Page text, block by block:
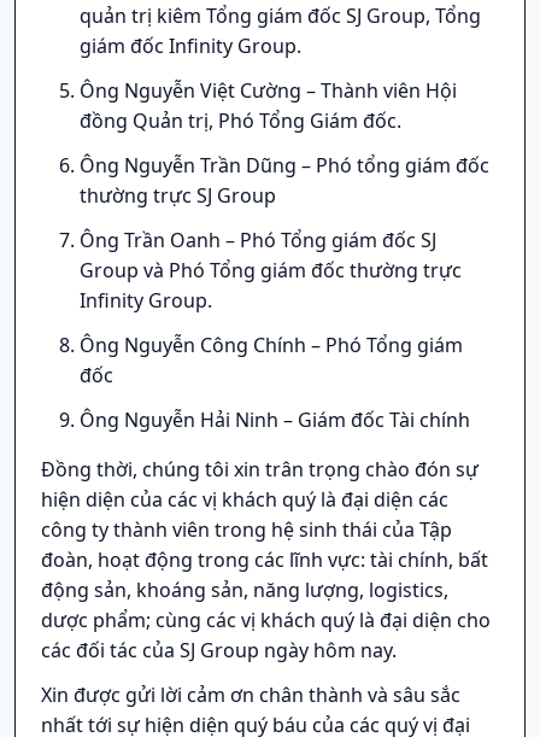
quản trị kiêm Tổng giám đốc SJ Group, Tổng
giám đốc Infinity Group.
Ông Nguyễn Việt Cường – Thành viên Hội
đồng Quản trị, Phó Tổng Giám đốc.
Ông Nguyễn Trần Dũng – Phó tổng giám đốc
thường trực SJ Group
Ông Trần Oanh – Phó Tổng giám đốc SJ
Group và Phó Tổng giám đốc thường trực
Infinity Group.
Ông Nguyễn Công Chính – Phó Tổng giám
đốc
Ông Nguyễn Hải Ninh – Giám đốc Tài chính
Đồng thời, chúng tôi xin trân trọng chào đón sự
hiện diện của các vị khách quý là đại diện các
công ty thành viên trong hệ sinh thái của Tập
đoàn, hoạt động trong các lĩnh vực: tài chính, bất
động sản, khoáng sản, năng lượng, logistics,
dược phẩm; cùng các vị khách quý là đại diện cho
các đối tác của SJ Group ngày hôm nay.
Xin được gửi lời cảm ơn chân thành và sâu sắc
nhất tới sự hiện diện quý báu của các quý vị đại